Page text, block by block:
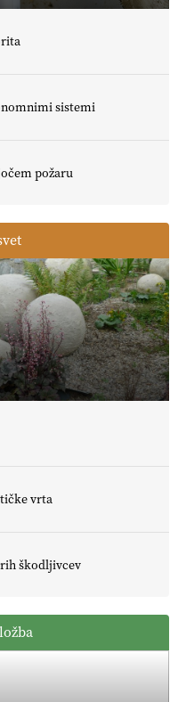
sistemi
požaru
vrta
škodljivcev